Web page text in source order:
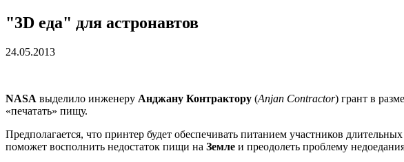
"3D еда" для астронавтов
24.05.2013
NASA выделило инженеру Анджану Контрактору (Anjan Contractor) грант в
«печатать» пищу.
Предполагается, что принтер будет обеспечивать питанием участников
поможет восполнить недостаток пищи на Земле и преодолеть проблему